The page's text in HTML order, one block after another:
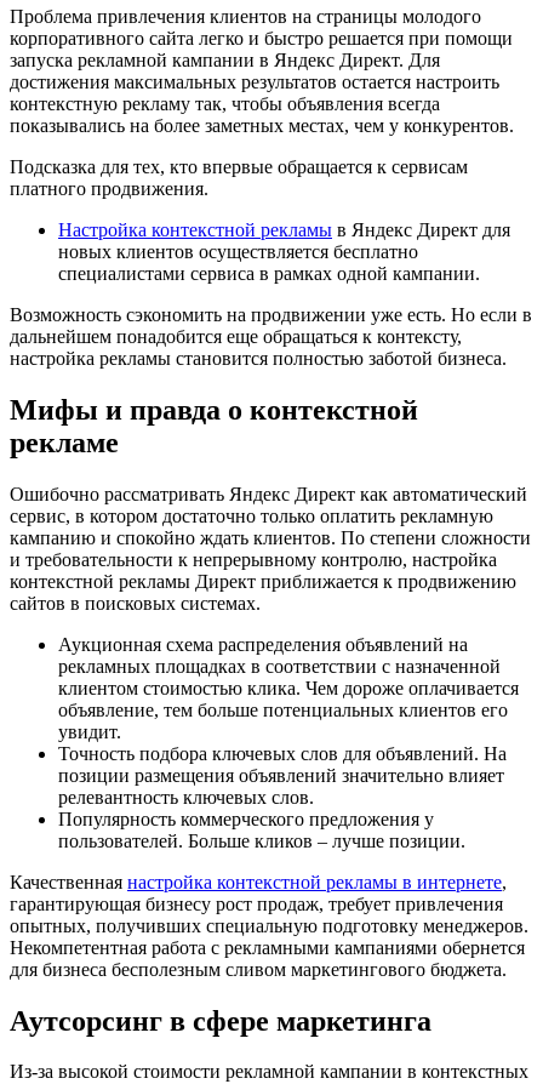
Проблема привлечения клиентов на страницы молодого
корпоративного сайта легко и быстро решается при помощи
запуска рекламной кампании в Яндекс Директ. Для
достижения максимальных результатов остается настроить
контекстную рекламу так, чтобы объявления всегда
показывались на более заметных местах, чем у конкурентов.
Подсказка для тех, кто впервые обращается к сервисам
платного продвижения.
Настройка контекстной рекламы в Яндекс Директ для
новых клиентов осуществляется бесплатно
специалистами сервиса в рамках одной кампании.
Возможность сэкономить на продвижении уже есть. Но если в
дальнейшем понадобится еще обращаться к контексту,
настройка рекламы становится полностью заботой бизнеса.
Мифы и правда о контекстной
рекламе
Ошибочно рассматривать Яндекс Директ как автоматический
сервис, в котором достаточно только оплатить рекламную
кампанию и спокойно ждать клиентов. По степени сложности
и требовательности к непрерывному контролю, настройка
контекстной рекламы Директ приближается к продвижению
сайтов в поисковых системах.
Аукционная схема распределения объявлений на
рекламных площадках в соответствии с назначенной
клиентом стоимостью клика. Чем дороже оплачивается
объявление, тем больше потенциальных клиентов его
увидит.
Точность подбора ключевых слов для объявлений. На
позиции размещения объявлений значительно влияет
релевантность ключевых слов.
Популярность коммерческого предложения у
пользователей. Больше кликов – лучше позиции.
Качественная настройка контекстной рекламы в интернете,
гарантирующая бизнесу рост продаж, требует привлечения
опытных, получивших специальную подготовку менеджеров.
Некомпетентная работа с рекламными кампаниями обернется
для бизнеса бесполезным сливом маркетингового бюджета.
Аутсорсинг в сфере маркетинга
Из-за высокой стоимости рекламной кампании в контекстных